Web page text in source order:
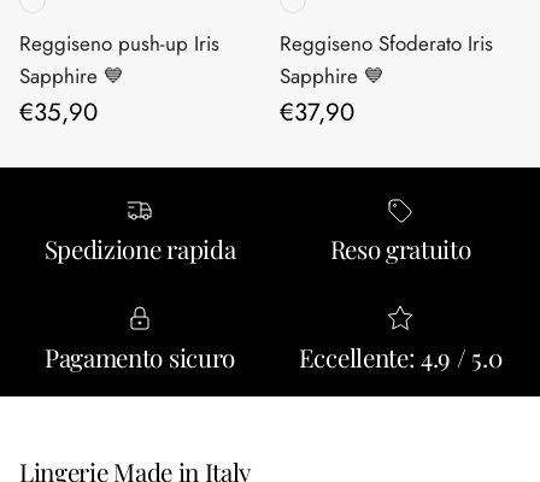
Reggiseno push-up Iris
Sapphire 💙
Prezzo normale
€35,90
Reggiseno Sfoderato Iris
Sapphire 💙
Prezzo normale
€37,90
Spedizione rapida Reso gratuito
Pagamento sicuro Eccellente: 4.9 / 5.0
Lingerie Made in Italy